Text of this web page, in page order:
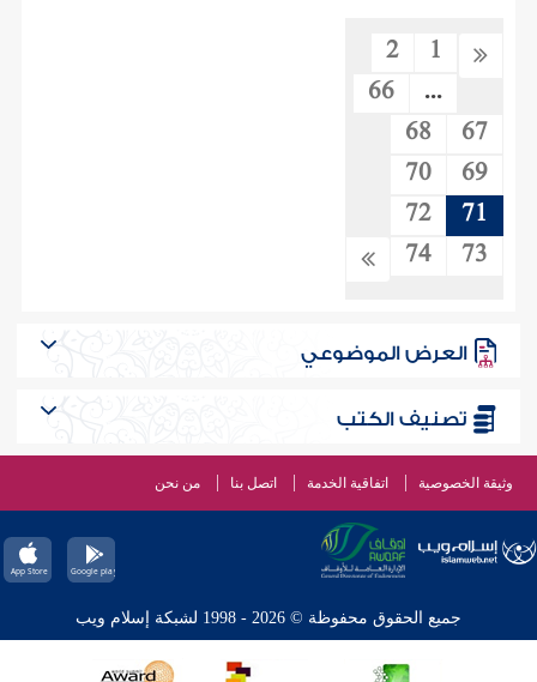
1
2
...
66
67
68
69
70
71
72
73
74
العرض الموضوعي
تصنيف الكتب
وثيقة الخصوصية اتفاقية الخدمة اتصل بنا من نحن
جميع الحقوق محفوظة © 2026 - 1998 لشبكة إسلام ويب